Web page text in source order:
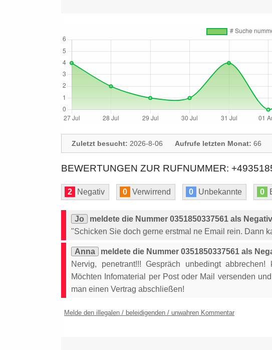
Zuletzt besucht: 2026-8-06 Aufrufe letzten Monat: 66
BEWERTUNGEN ZUR RUFNUMMER:
2 Negativ 0 Verwirrend 0 Unbekannte 0
Jo
meldete die Nummer 0351850337561 als Negativ
"Schicken Sie doch gerne erstmal ne Email rein. Dann
Anna
meldete die Nummer 0351850337561 als
Nervig, penetrant!!! Gespräch unbedingt
Möchten Infomaterial per Post oder Mail versenden
man einen Vertrag abschließen!
Melde den illegalen / beleidigenden / unwahren Kommentar